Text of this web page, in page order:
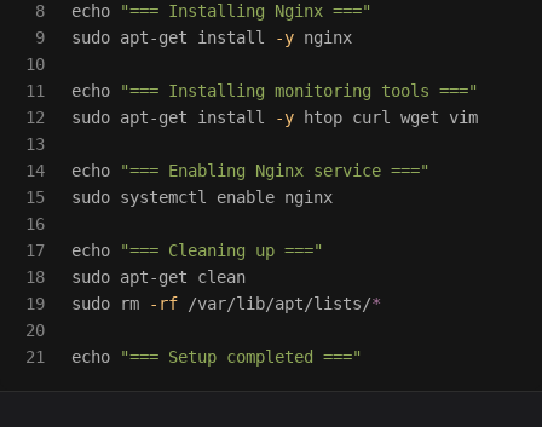
8
9
10
11
12
13
14
15
16
17
18
19
20
echo
"=== Installing Nginx ==="
sudo apt-get install -y nginx
echo
"=== Installing monitoring tools ==="
sudo apt-get install -y htop curl wget vim
echo
"=== Enabling Nginx service ==="
sudo systemctl enable nginx
echo
"=== Cleaning up ==="
sudo
sudo rm
-rf /var/lib/apt/lists/*
echo "=== Setup completed ==="